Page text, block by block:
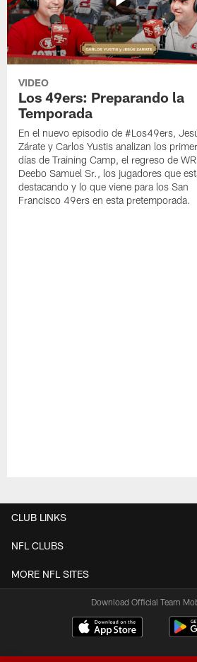
VIDEO
Los 49ers: Preparando la
Temporada
En el nuevo episodio de #Los49ers,
Zárate y Carlos Yustis analizan los
días de Training Camp, el regreso de WR
Deebo Samuel Sr., los jugadores que
destacando y lo que viene para los San
Francisco 49ers en esta pretemporada.
CLUB LINKS
NFL CLUBS
MORE NFL SITES
Download Official Team